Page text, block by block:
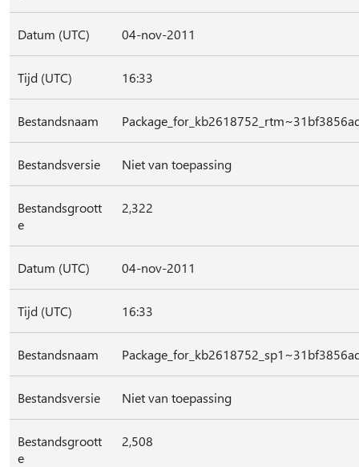
Datum (UTC) 04-nov-2011
Tijd (UTC) 16:33
Bestandsnaam
Bestandsversie Niet van toepassing
Bestandsgroott
e
2,322
Datum (UTC) 04-nov-2011
Tijd (UTC) 16:33
Bestandsnaam
Bestandsversie Niet van toepassing
Bestandsgroott
e
2,508